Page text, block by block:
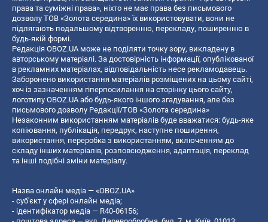
права та суміжні права», ніхто не має права без письмового
дозволу ТОВ «Золота середина» їх використовувати, вони не
підлягають подальшому відтворенню, перекладу, поширенню в
будь-якій формі.
Редакція OBOZ.UA може не поділяти точку зору, викладену в
авторському матеріалі. За достовірність інформації, опублікованої
в рекламних матеріалах, відповідальність несе рекламодавець.
Заборонено використання матеріалів розміщених на цьому сайті,
хоч із зазначенням гіперпосилання на сторінку цього сайту,
логотипу OBOZ.UA або будь-якого іншого згадування, але без
письмового дозволу Редакції/ТОВ «Золота середина»
Незаконним використанням матеріалів буде вважатися: будь-яке
копiювання, публiкацiя, передрук, наступне поширення,
використання, переробка з використанням, включенням до
складу інших матеріалів, розповсюдження, адаптація, переклад
та інші подібні зміни матеріалу.
Назва онлайн медіа — «OBOZ.UA»
- суб'єкт у сфері онлайн медіа;
- ідентифікатор медіа — R40-06156;